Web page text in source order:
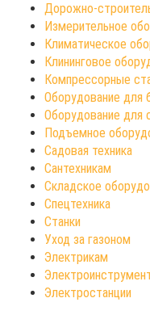
Дорожно-
Измерительное
Климатическое
Клининговое
Компрессорные
Оборудование для
Оборудование для
Подъемное
Садовая техника
Сантехникам
Складское
Спецтехника
Станки
Уход за газоном
Электрикам
Электростанции